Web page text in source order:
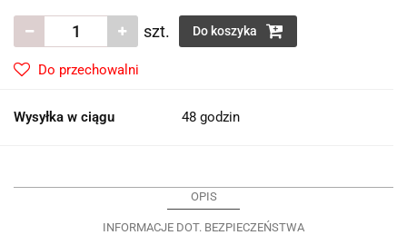
szt. Do koszyka
Do przechowalni
Wysyłka w ciągu 48 godzin
OPIS
INFORMACJE DOT. BEZPIECZEŃSTWA